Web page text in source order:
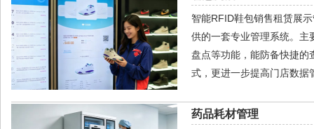
智能RFID鞋包销售租赁展
供的一套专业管理系统。主
盘点等功能，能防备快捷的
式，更进一步提高门店数据
药品耗材管理